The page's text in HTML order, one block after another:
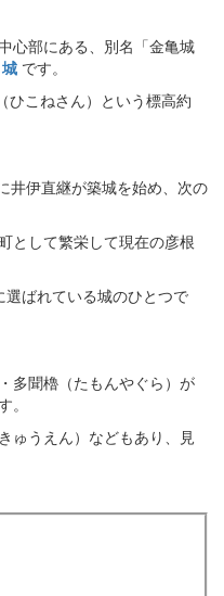
心部にある、別名「金亀城
城 です。
ひこねさん）という標高約
井伊直継が築城を始め、次の
として繁栄して現在の彦根
ばれている城のひとつで
多聞櫓（たもんやぐら）が
ゅうえん）などもあり、見